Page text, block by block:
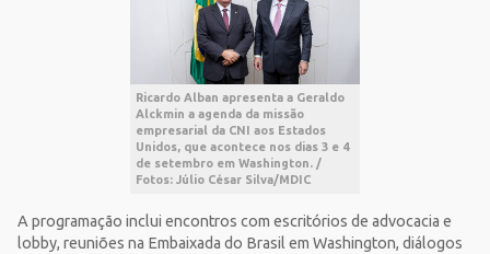
Ricardo Alban apresenta a Geraldo
Alckmin a agenda da missão
empresarial da CNI aos Estados
Unidos, que acontece nos dias 3 e 4
de setembro em Washington. /
Fotos: Júlio César Silva/MDIC
A programação inclui encontros com escritórios de advocacia e
lobby, reuniões na Embaixada do Brasil em Washington, diálogos